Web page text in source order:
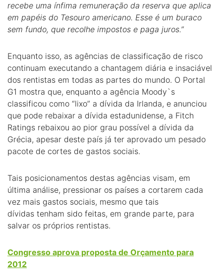
recebe uma ínfima remuneração da reserva que aplica
em papéis do Tesouro americano. Esse é um buraco
sem fundo, que recolhe impostos e paga juros.”
Enquanto isso, as agências de classificação de risco
continuam executando a chantagem diária e insaciável
dos rentistas em todas as partes do mundo. O Portal
G1 mostra que, enquanto a agência Moody`s
classificou como “lixo” a dívida da Irlanda, e anunciou
que pode rebaixar a dívida estadunidense, a Fitch
Ratings rebaixou ao pior grau possível a dívida da
Grécia, apesar deste país já ter aprovado um pesado
pacote de cortes de gastos sociais.
Tais posicionamentos destas agências visam, em
última análise, pressionar os países a cortarem cada
vez mais gastos sociais, mesmo que tais
dívidas tenham sido feitas, em grande parte, para
salvar os próprios rentistas.
Congresso aprova proposta de Orçamento para
2012